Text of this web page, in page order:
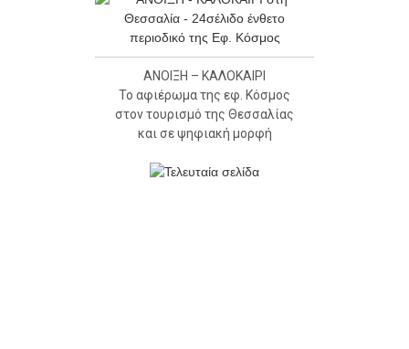
ΑΝΟΙΞΗ – ΚΑΛΟΚΑΙΡΙ
Το αφιέρωμα της εφ. Κόσμος
στον τουρισμό της Θεσσαλίας
και σε ψηφιακή μορφή